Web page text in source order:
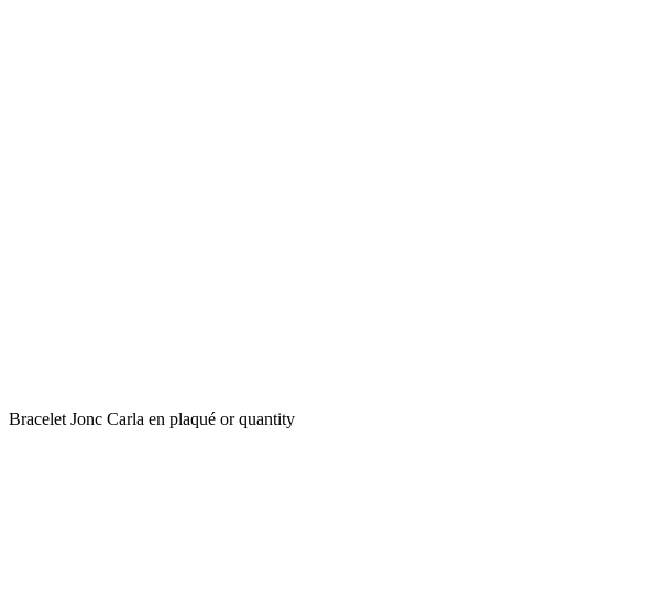
Bracelet Jonc Carla en plaqué or quantity